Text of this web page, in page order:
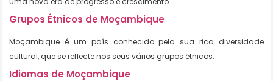
Grupos Étnicos de Moçambique
Moçambique é um país conhecido pela sua rica diversidade
cultural, que se reflecte nos seus vários grupos étnicos.
Idiomas de Moçambique